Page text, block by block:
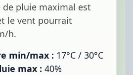
de pluie maximal est
le vent pourrait
h.
min/max : 17°C / 30°C
max : 40%